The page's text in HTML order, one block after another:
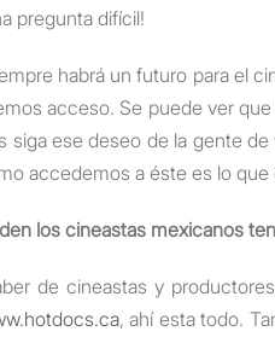
pregunta difícil!
habrá un futuro para el
acceso. Se puede ver
siga ese deseo de la gente
accedemos a éste es lo que
los cineastas mexicanos
de cineastas y
, ahí esta todo.